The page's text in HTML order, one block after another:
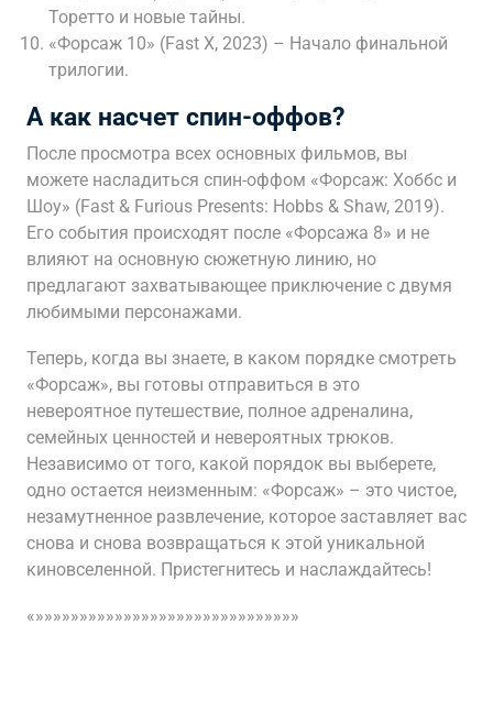
Торетто и новые тайны.
«Форсаж 10» (Fast X, 2023) – Начало финальной
трилогии.
А как насчет спин-оффов?
После просмотра всех основных фильмов, вы
можете насладиться спин-оффом «Форсаж: Хоббс и
Шоу» (Fast & Furious Presents: Hobbs & Shaw, 2019).
Его события происходят после «Форсажа 8» и не
влияют на основную сюжетную линию, но
предлагают захватывающее приключение с двумя
любимыми персонажами.
Теперь, когда вы знаете, в каком порядке смотреть
«Форсаж», вы готовы отправиться в это
невероятное путешествие, полное адреналина,
семейных ценностей и невероятных трюков.
Независимо от того, какой порядок вы выберете,
одно остается неизменным: «Форсаж» – это чистое,
незамутненное развлечение, которое заставляет вас
снова и снова возвращаться к этой уникальной
киновселенной. Пристегнитесь и наслаждайтесь!
«»»»»»»»»»»»»»»»»»»»»»»»»»»»»»»